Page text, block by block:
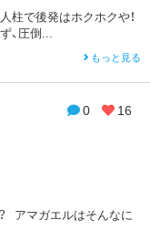
柱で後発はホクホクや！
、圧倒...
もっと見る
0 16
アマガエルはそんなに